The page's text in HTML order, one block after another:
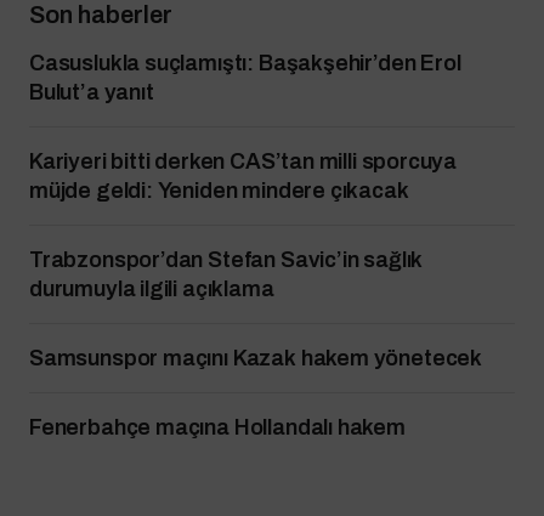
Son haberler
Casuslukla suçlamıştı: Başakşehir’den Erol
Bulut’a yanıt
Kariyeri bitti derken CAS’tan milli sporcuya
müjde geldi: Yeniden mindere çıkacak
Trabzonspor’dan Stefan Savic’in sağlık
durumuyla ilgili açıklama
Samsunspor maçını Kazak hakem yönetecek
Fenerbahçe maçına Hollandalı hakem